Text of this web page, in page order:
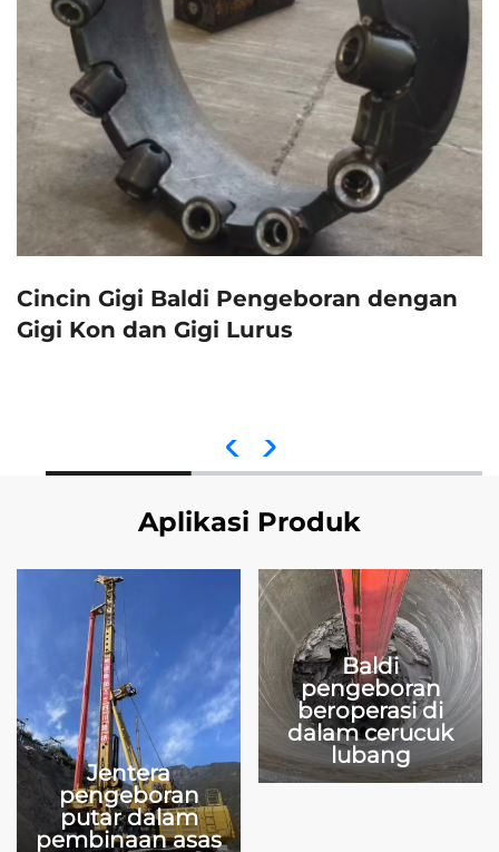
Cincin Gigi Baldi Pengeboran dengan
Gigi Kon dan Gigi Lurus
Aplikasi Produk
Jentera
pengeboran
putar dalam
pembinaan asas
Baldi
pengeboran
beroperasi di
dalam cerucuk
lubang